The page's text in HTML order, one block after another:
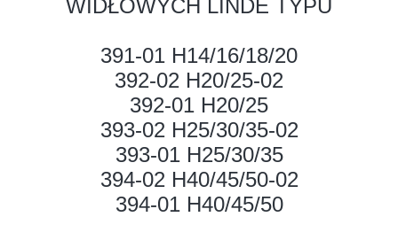
WIDŁOWYCH LINDE TYPU
391-01 H14/16/18/20
392-02 H20/25-02
392-01 H20/25
393-02 H25/30/35-02
393-01 H25/30/35
394-02 H40/45/50-02
394-01 H40/45/50